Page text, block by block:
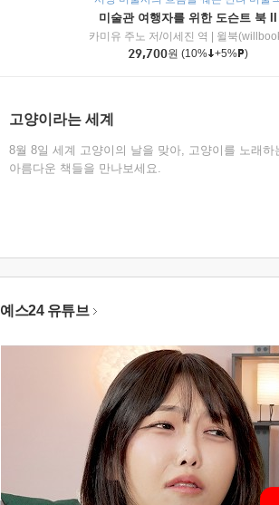
미술관 여행자를 위한 도슨트 북 II
카미유 주노 저/이세진 역
윌북
29,700원 (10% +5% )
고양이라는 세계
8월 8일 세계 고양이의 날을 맞아, 고양이를 노래하
아름다운 책들을 만나보세요.
예스24 유튜브